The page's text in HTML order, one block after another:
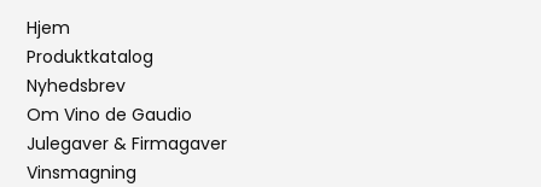
Hjem
Produktkatalog
Nyhedsbrev
Om Vino de Gaudio
Julegaver & Firmagaver
Vinsmagning